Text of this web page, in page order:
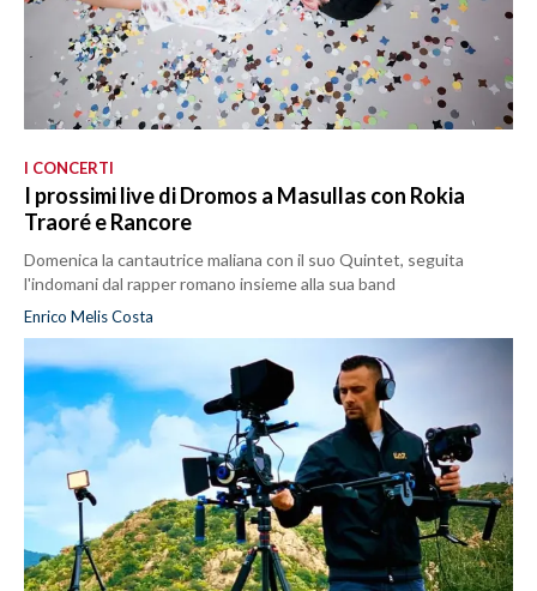
I CONCERTI
I prossimi live di Dromos a Masullas con Rokia
Traoré e Rancore
Domenica la cantautrice maliana con il suo Quintet, seguita
l'indomani dal rapper romano insieme alla sua band
Enrico Melis Costa